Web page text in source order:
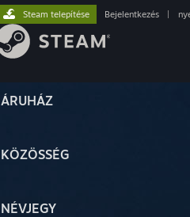
ÁRUHÁZ
KÖZÖSSÉG
NÉVJEGY
Steam telepítése Bejelentkezés